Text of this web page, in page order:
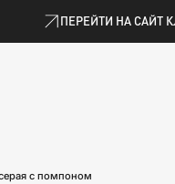
ПЕРЕЙТИ НА САЙТ
с помпоном